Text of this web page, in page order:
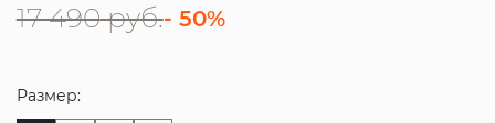
17 490 руб.- 50%
Размер: